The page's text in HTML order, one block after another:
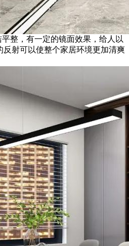
整，有一定的镜面效果，给人以
反射可以使整个家居环境更加清爽